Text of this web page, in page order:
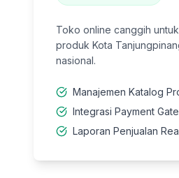
Toko online canggih
produk Kota
nasional.
Manajemen Katalog
Integrasi Payment
Laporan Penjualan